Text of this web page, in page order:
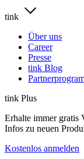
tink
Über uns
Career
Presse
tink Blog
tink Plus
Erhalte immer gratis
Infos zu neuen
Kostenlos anmelden